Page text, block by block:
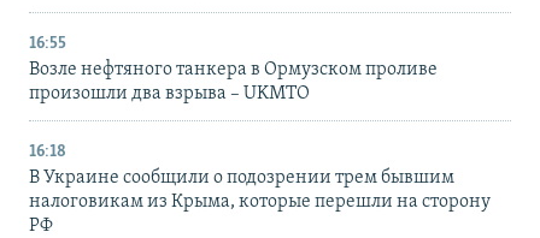
16:55
Возле нефтяного танкера в Ормузском проливе
произошли два взрыва – UKMTO
16:18
В Украине сообщили о подозрении трем бывшим
налоговикам из Крыма, которые перешли на сторону
РФ